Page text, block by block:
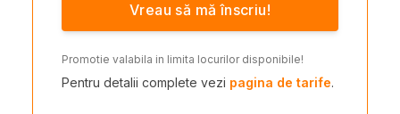
Vreau să mă înscriu!
Promotie valabila in limita locurilor disponibile!
Pentru detalii complete vezi pagina de tarife.